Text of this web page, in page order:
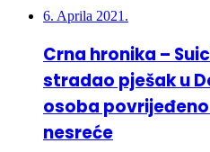
6. Aprila 2021.
Crna hronika –
stradao pješak u
osoba
nesreće